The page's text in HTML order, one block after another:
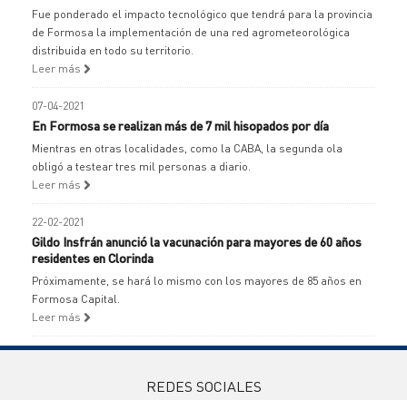
Fue ponderado el impacto tecnológico que tendrá para la provincia
de Formosa la implementación de una red agrometeorológica
distribuida en todo su territorio.
Leer más
07-04-2021
En Formosa se realizan más de 7 mil hisopados por día
Mientras en otras localidades, como la CABA, la segunda ola
obligó a testear tres mil personas a diario.
Leer más
22-02-2021
Gildo Insfrán anunció la vacunación para mayores de 60 años
residentes en Clorinda
Próximamente, se hará lo mismo con los mayores de 85 años en
Formosa Capital.
Leer más
REDES SOCIALES